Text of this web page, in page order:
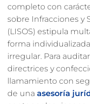
completo con
sobre Infracciones y
(LISOS) estipula
forma
irregular. Para
directrices y
llamamiento con
de una asesoría